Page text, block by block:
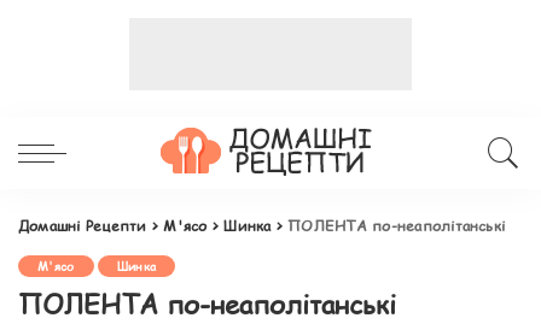
Домашні Рецепти >М'ясо>Шинка>ПОЛЕНТА по-неаполітанські
М'ясо Шинка
ПОЛЕНТА по-неаполітанські